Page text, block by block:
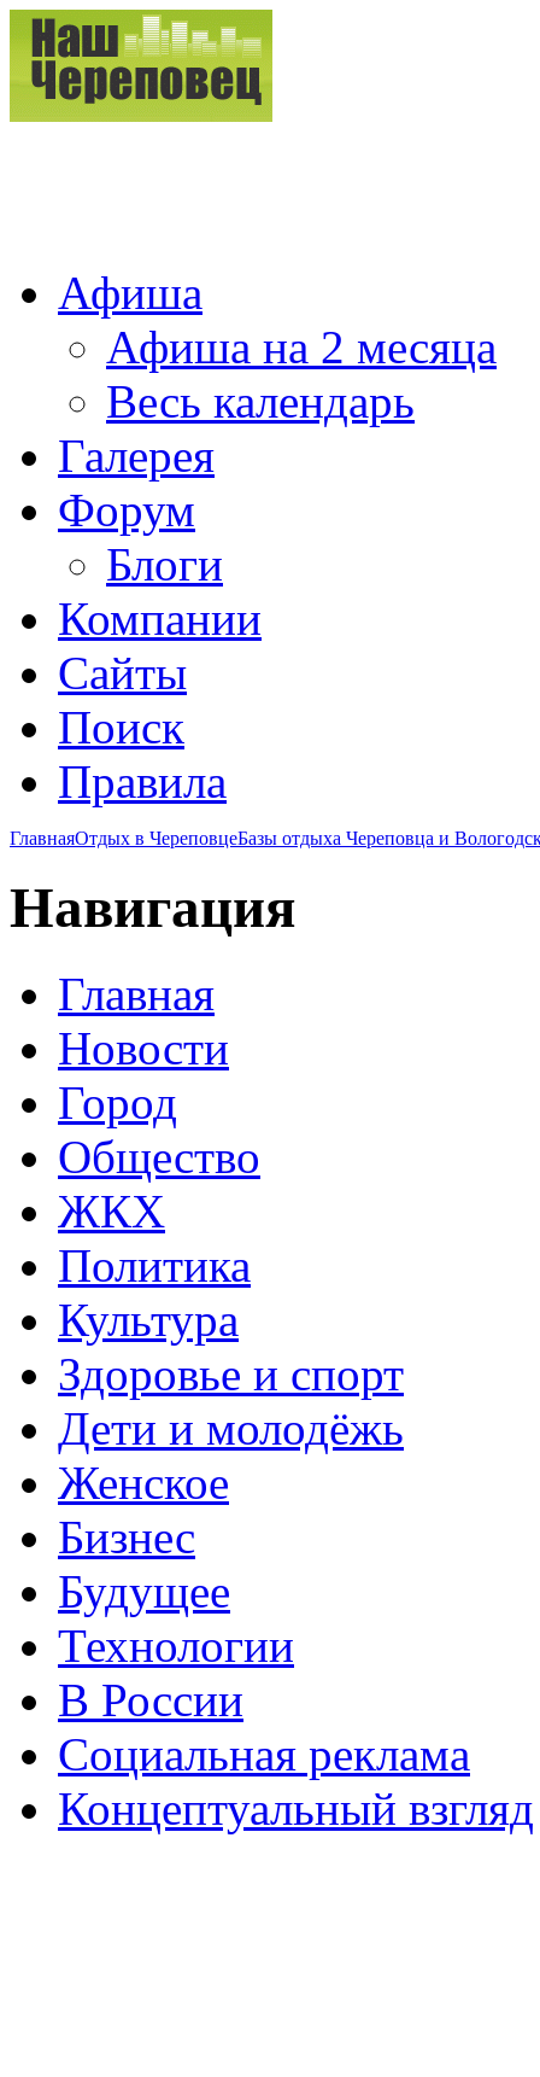
Афиша
Афиша на 2 месяца
Весь календарь
Галерея
Форум
Блоги
Компании
Сайты
Поиск
Правила
ГлавнаяОтдых в ЧереповцеБазы отдыха Череповца и
Навигация
Главная
Новости
Город
Общество
ЖКХ
Политика
Культура
Здоровье и спорт
Дети и молодёжь
Женское
Бизнес
Будущее
Технологии
В России
Социальная реклама
Концептуальный взгляд